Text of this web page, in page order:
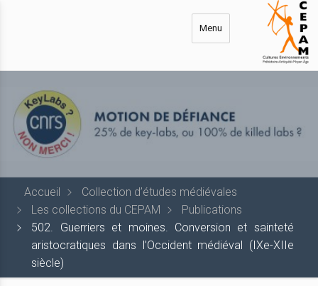
Menu
Accueil
Collection d’études médiévales
Les collections du CEPAM
Publications
502. Guerriers et moines. Conversion et sainteté
aristocratiques dans l’Occident médiéval (IXe-XIIe
siècle)